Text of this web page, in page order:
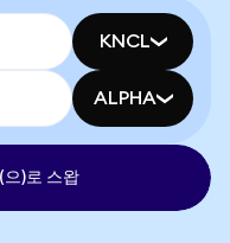
KNCL
ALPHA
)로 스왑